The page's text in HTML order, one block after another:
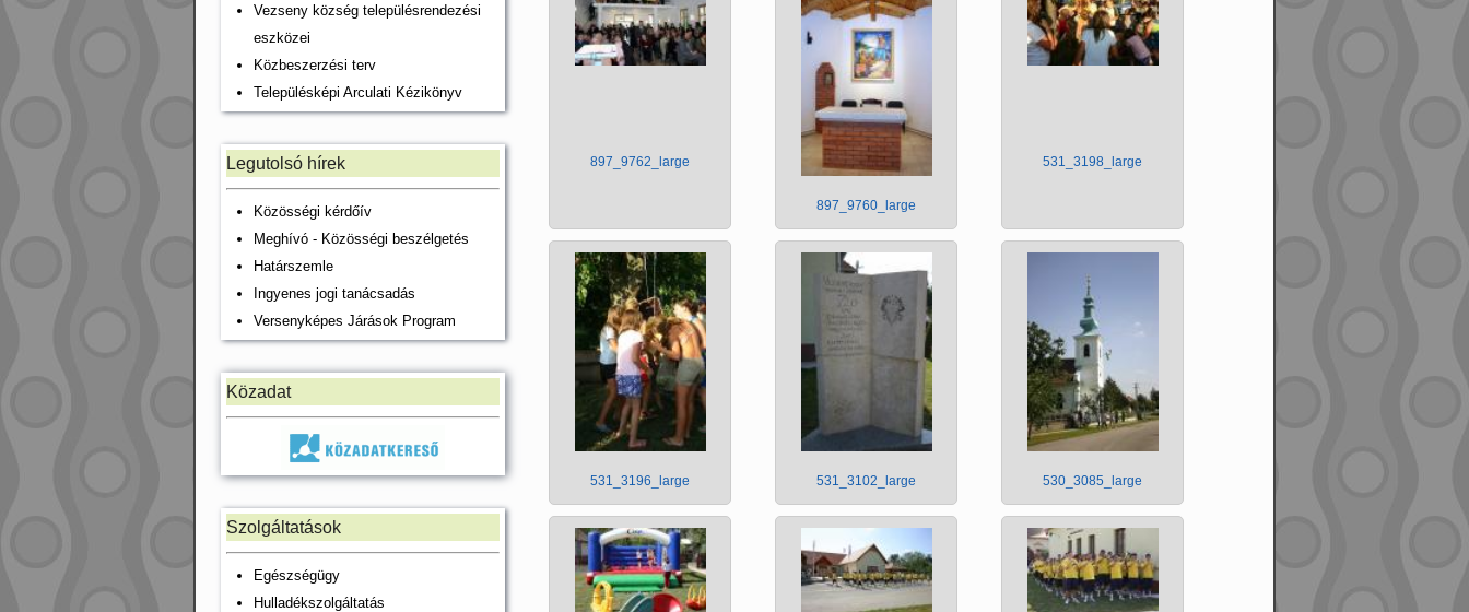
Vezseny község településrendezési
eszközei
Közbeszerzési terv
Településképi Arculati Kézikönyv
Legutolsó hírek
Közösségi kérdőív
Meghívó - Közösségi beszélgetés
Határszemle
Ingyenes jogi tanácsadás
Versenyképes Járások Program
Közadat
Szolgáltatások
Egészségügy
Hulladékszolgáltatás
897_9762_large
897_9760_large
531_3198_large
531_3196_large 531_3102_large 530_3085_large